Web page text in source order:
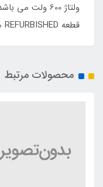
قطعه REFURBISHED می باشد
محصولات مرتبط